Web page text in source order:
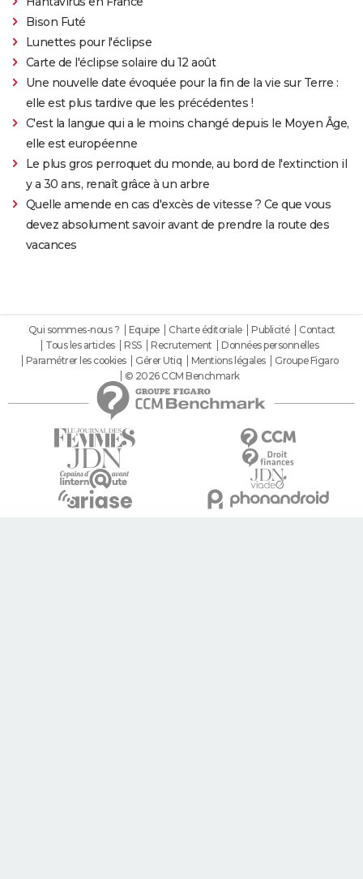
Bison Futé
Lunettes pour l'éclipse
Carte de l'éclipse solaire du 12 août
Une nouvelle date évoquée pour la fin de la vie sur Terre :
elle est plus tardive que les précédentes !
C'est la langue qui a le moins changé depuis le Moyen Âge,
elle est européenne
Le plus gros perroquet du monde, au bord de l'extinction il
y a 30 ans, renaît grâce à un arbre
Quelle amende en cas d'excès de vitesse ? Ce que vous
devez absolument savoir avant de prendre la route des
vacances
Qui sommes-nous ? Equipe Charte éditoriale Publicité
Contact
Tous les articles
RSS Recrutement
Données personnelles
Paramétrer les cookies
Gérer Utiq Mentions légales
Groupe Figaro
© 2026 CCM Benchmark